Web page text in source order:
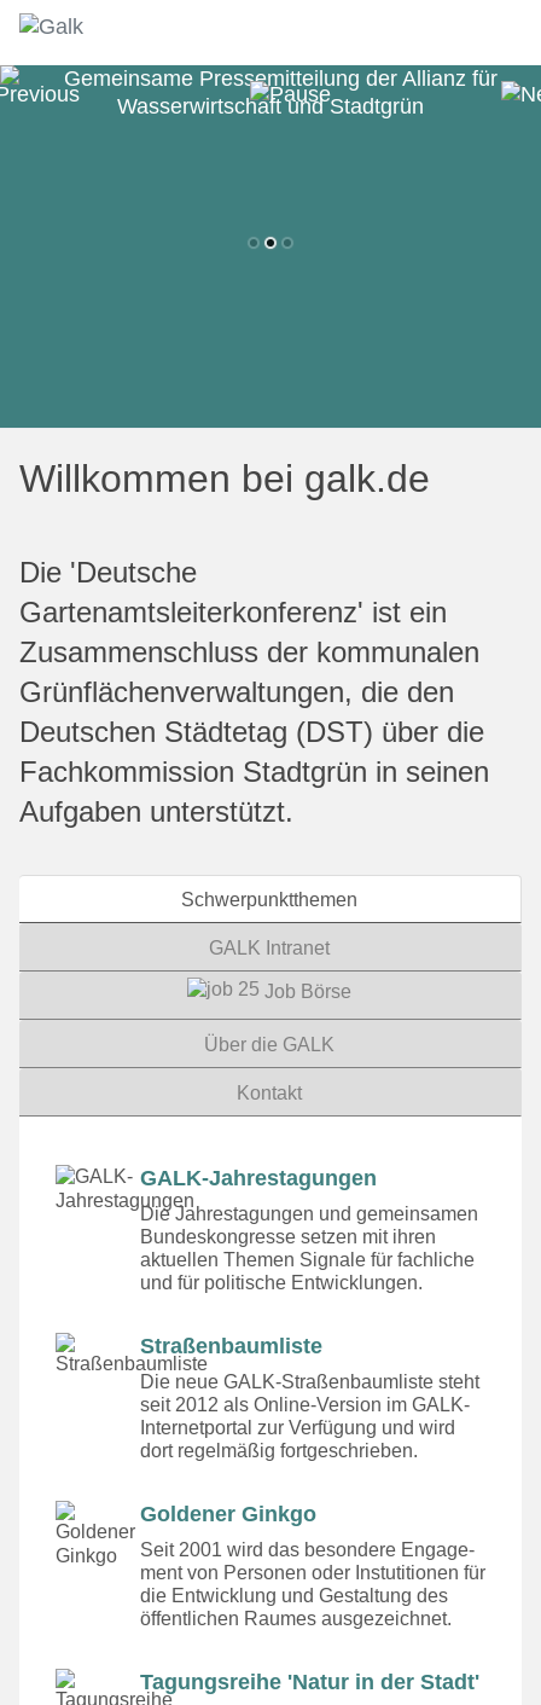
Willkommen bei galk.de
Die 'Deutsche
Gartenamtsleiterkonferenz' ist ein
Zusammenschluss der kommunalen
Grünflächenverwaltungen, die den
Deutschen Städtetag (DST) über die
Fachkommission Stadtgrün in seinen
Aufgaben unterstützt.
Schwerpunktthemen
GALK Intranet
Job Börse
Über die GALK
Kontakt
GALK-Jahrestagungen
Die Jahrestagungen und gemeinsamen
Bundeskongresse setzen mit ihren
aktuellen Themen Signale für fachliche
und für politische Entwicklungen.
Straßenbaumliste
Die neue GALK-Straßenbaumliste steht
seit 2012 als Online-Version im GALK-
Internetportal zur Verfügung und wird
dort regelmäßig fortgeschrieben.
Goldener Ginkgo
Seit 2001 wird das besondere Engage­
ment von Personen oder Instutitionen für
die Entwicklung und Gestaltung des
öffentlichen Raumes ausgezeichnet.
Tagungsreihe 'Natur in der Stadt'